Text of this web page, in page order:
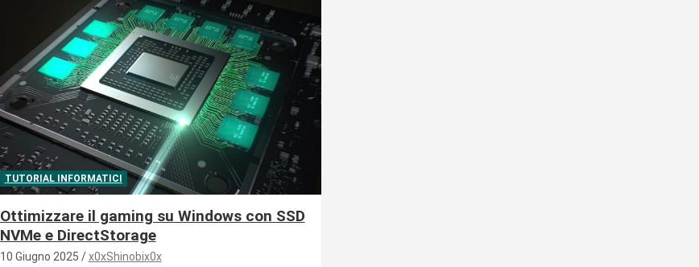
TUTORIAL INFORMATICI
Ottimizzare il gaming su Windows con SSD
NVMe e DirectStorage
10 Giugno 2025 x0xShinobix0x